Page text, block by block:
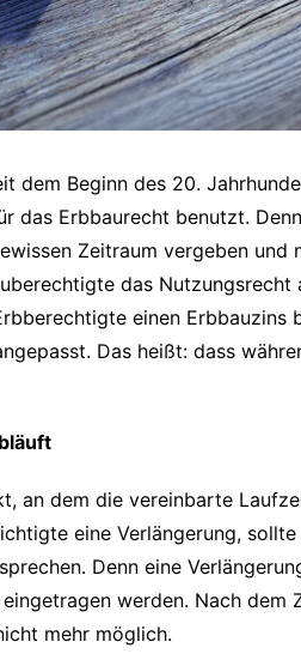
dem Beginn des 20.
das Erbbaurecht benutzt.
Zeitraum vergeben und
das Nutzungsrecht
einen Erbbauzins
Das heißt: dass
an dem die vereinbarte
eine Verlängerung,
Denn eine
werden. Nach dem
mehr möglich.